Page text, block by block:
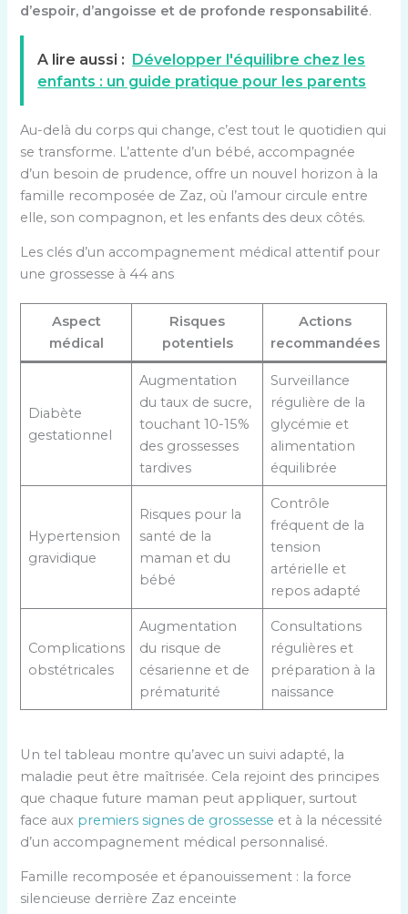
d’espoir, d’angoisse et de profonde responsabilité.
A lire aussi : Développer l'équilibre chez les
enfants : un guide pratique pour les parents
Au-delà du corps qui change, c’est tout le quotidien qui
se transforme. L’attente d’un bébé, accompagnée
d’un besoin de prudence, offre un nouvel horizon à la
famille recomposée de Zaz, où l’amour circule entre
elle, son compagnon, et les enfants des deux côtés.
Les clés d’un accompagnement médical attentif pour
une grossesse à 44 ans
Aspect
médical
Risques
potentiels
Actions
recommandées
Diabète
gestationnel
Augmentation
du taux de sucre,
touchant 10-15%
des grossesses
tardives
Surveillance
régulière de la
glycémie et
alimentation
équilibrée
Hypertension
gravidique
Risques pour la
santé de la
maman et du
bébé
Contrôle
fréquent de la
tension
artérielle et
repos adapté
Complications
obstétricales
Augmentation
du risque de
césarienne et de
prématurité
Consultations
régulières et
préparation à la
naissance
Un tel tableau montre qu’avec un suivi adapté, la
maladie peut être maîtrisée. Cela rejoint des principes
que chaque future maman peut appliquer, surtout
face aux premiers signes de grossesse et à la nécessité
d’un accompagnement médical personnalisé.
Famille recomposée et épanouissement : la force
silencieuse derrière Zaz enceinte